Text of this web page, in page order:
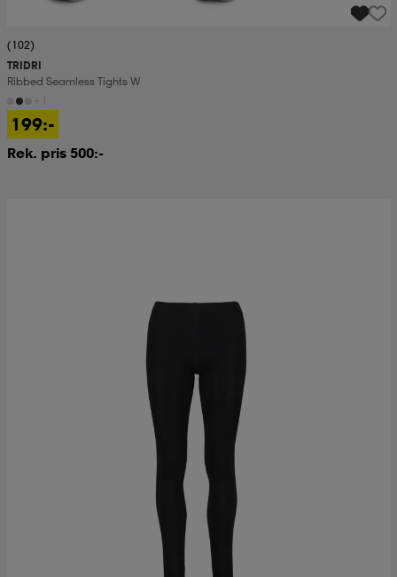
(102)
TRIDRI
Ribbed Seamless Tights W
199:-
Rek. pris 500:-